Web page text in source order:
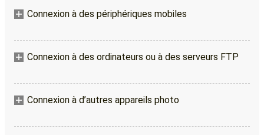
Connexion à des périphériques mobiles
Connexion à des ordinateurs ou à des serveurs FTP
Connexion à d’autres appareils photo